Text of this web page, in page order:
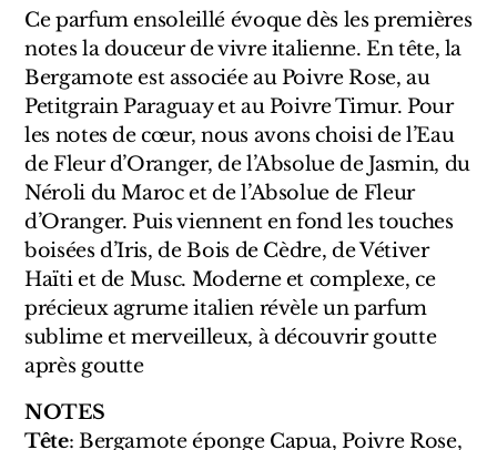
Ce parfum ensoleillé évoque dès les premières
notes la douceur de vivre italienne. En tête, la
Bergamote est associée au Poivre Rose, au
Petitgrain Paraguay et au Poivre Timur. Pour
les notes de cœur, nous avons choisi de l’Eau
de Fleur d’Oranger, de l’Absolue de Jasmin, du
Néroli du Maroc et de l’Absolue de Fleur
d’Oranger. Puis viennent en fond les touches
boisées d’Iris, de Bois de Cèdre, de Vétiver
Haïti et de Musc. Moderne et complexe, ce
précieux agrume italien révèle un parfum
sublime et merveilleux, à découvrir goutte
après goutte
NOTES
Tête: Bergamote éponge Capua, Poivre Rose,
Robert Piguet
Sensatio
Trudon
Marques Italiennes
Eau D'Italie
Santa Maria Novella
Profumum Roma